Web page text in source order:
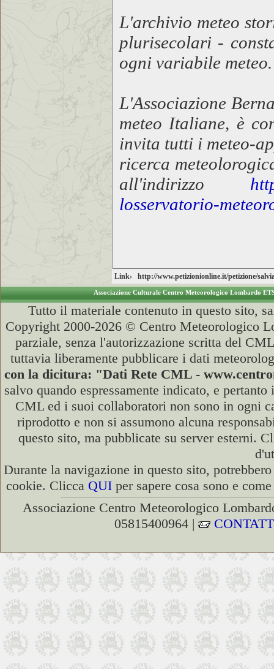
L'archivio meteo
plurisecolari -
ogni variabile meteo.
L'Associazione
meteo Italiane, è
invita tutti i meteo-
ricerca
all'indirizzo
losservatorio-
Link› http://www.petizionionline.it/petizione/
Associazione Culturale Centro Meteorologico Lombardo
Tutto il materiale contenuto in questo sito,
Copyright 2000-2026 © Centro Meteorologico
parziale, senza l'autorizzazione scritta del
tuttavia liberamente pubblicare i dati
con la dicitura: "Dati Rete CML -
salvo quando espressamente indicato, e
CML ed i suoi collaboratori non sono in ogni
riprodotto e non si assumono alcuna
questo sito, ma pubblicate su server esterni.
Durante la navigazione in questo sito,
cookie. Clicca QUI per sapere cosa sono e
Associazione Centro Meteorologico
05815400964 |